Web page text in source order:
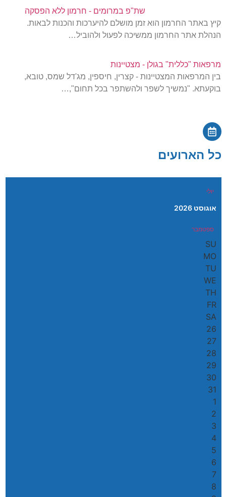
שת"פ במרומים - חרמון ללא הפסקה
קיץ באתר החרמון הוא זמן מושלם להיערכות והכנות לבאות.
הנהלת אתר החרמון ממשיכה לפעול ולהוביל…
מרפאות "כללית" בגולן - מצטיינות
בין המרפאות המצטיינות - קצרין, חיספין, מג'דל שמס, טובא,
בוקעתא. "נמשיך לשפר ולהשתפר בכל תחום",…
כל הארועים
יולי
אוגוסט 2026
ספטמבר
SU
MO
TU
WE
TH
FR
SA
26
27
28
29
30
31
1
2
3
4
5
6
7
8